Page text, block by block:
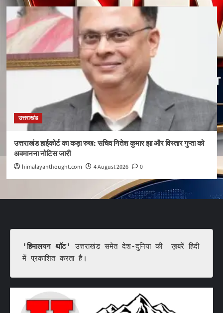
उत्तराखंड
उत्तराखंड हाईकोर्ट का कड़ा रुख: सचिव नितेश कुमार झा और विस्तार गुप्ता को
अवमानना नोटिस जारी
himalayanthought.com 4 August 2026 0
'हिमालयन थॉट'
उत्तराखंड समेत देश-दुनिया की  ख़बरें हिंदी
में प्रकाशित करता है।